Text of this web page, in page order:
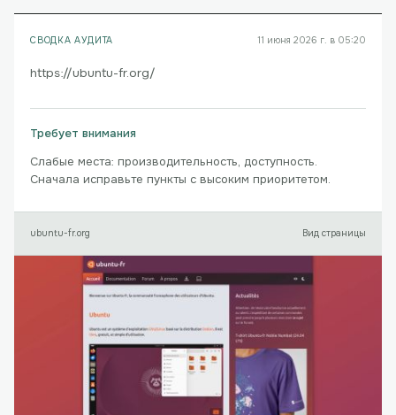
СВОДКА АУДИТА 11 июня 2026 г. в 05:20
https://ubuntu-fr.org/
Требует внимания
Слабые места: производительность, доступность.
Сначала исправьте пункты с высоким приоритетом.
ubuntu-fr.org Вид страницы